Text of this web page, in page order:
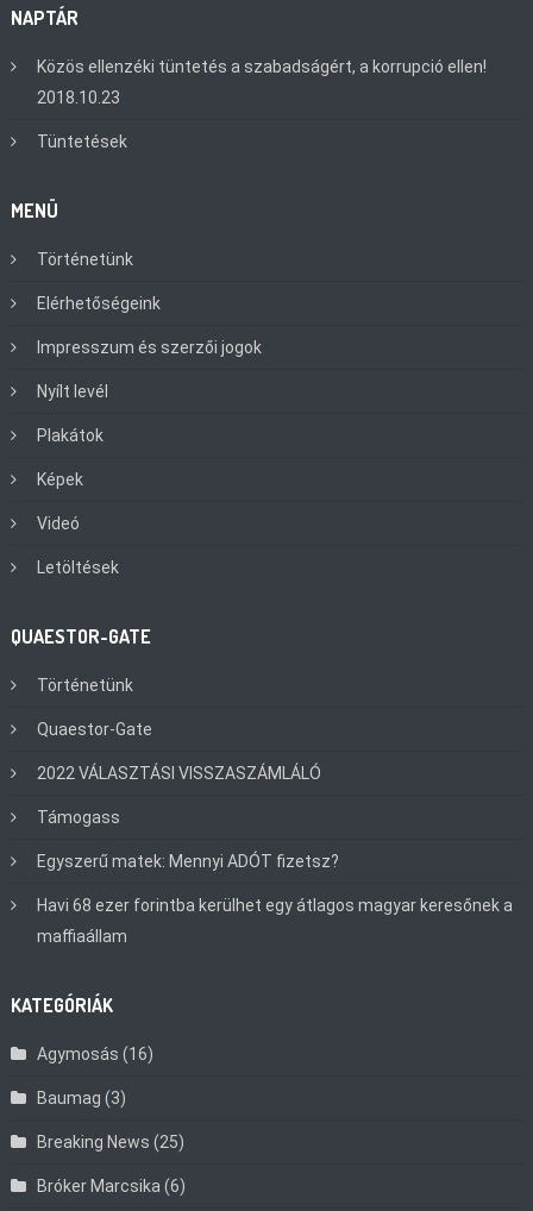
NAPTÁR
Közös ellenzéki tüntetés a szabadságért, a korrupció ellen!
2018.10.23
Tüntetések
MENÜ
Történetünk
Elérhetőségeink
Impresszum és szerzői jogok
Nyílt levél
Plakátok
Képek
Videó
Letöltések
QUAESTOR-GATE
Történetünk
Quaestor-Gate
2022 VÁLASZTÁSI VISSZASZÁMLÁLÓ
Támogass
Egyszerű matek: Mennyi ADÓT fizetsz?
Havi 68 ezer forintba kerülhet egy átlagos magyar keresőnek a
maffiaállam
KATEGÓRIÁK
Agymosás (16)
Baumag (3)
Breaking News (25)
Bróker Marcsika (6)